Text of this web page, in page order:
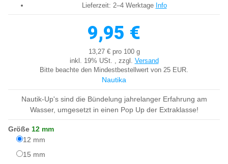
Lieferzeit: 2–4 Werktage Info
9,95 €
13,27 € pro 100 g
inkl. 19% USt. , zzgl. Versand
Bitte beachte den Mindestbestellwert von 25 EUR.
Nautika
Nautik-Up's sind die Bündelung jahrelanger Erfahrung am
Wasser, umgesetzt in einen Pop Up der Extraklasse!
Größe 12 mm
12 mm
15 mm